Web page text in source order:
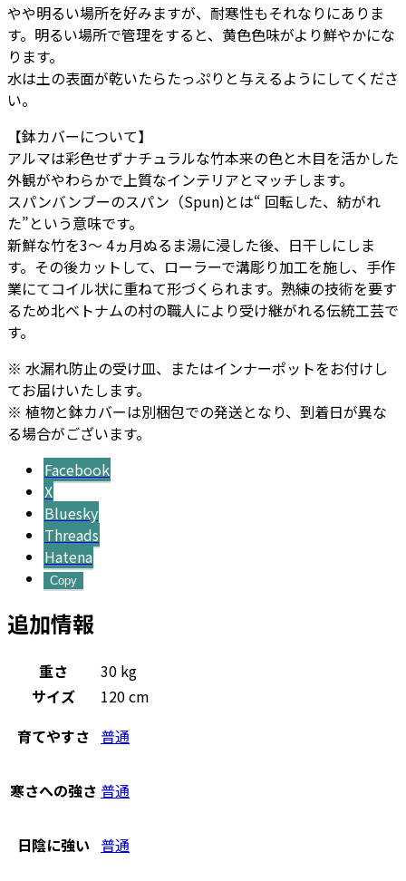
やや明るい場所を好みますが、耐寒性もそれなりにありま
す。明るい場所で管理をすると、黄色色味がより鮮やかにな
ります。
水は土の表面が乾いたらたっぷりと与えるようにしてくださ
い。
【鉢カバーについて】
アルマは彩色せずナチュラルな竹本来の色と木目を活かした
外観がやわらかで上質なインテリアとマッチします。
スパンバンブーのスパン（Spun)とは“ 回転した、紡がれ
た”という意味です。
新鮮な竹を3～ 4ヵ月ぬるま湯に浸した後、日干しにしま
す。その後カットして、ローラーで溝彫り加工を施し、手作
業にてコイル状に重ねて形づくられます。熟練の技術を要す
るため北ベトナムの村の職人により受け継がれる伝統工芸で
す。
※ 水漏れ防止の受け皿、またはインナーポットをお付けし
てお届けいたします。
※ 植物と鉢カバーは別梱包での発送となり、到着日が異な
る場合がございます。
Facebook
X
Bluesky
Threads
Hatena
Copy
追加情報
重さ
30 kg
サイズ
120 cm
育てやすさ 普通
寒さへの強さ 普通
日陰に強い 普通